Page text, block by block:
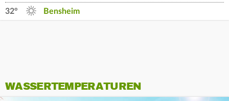
32° Bensheim
WASSERTEMPERATUREN